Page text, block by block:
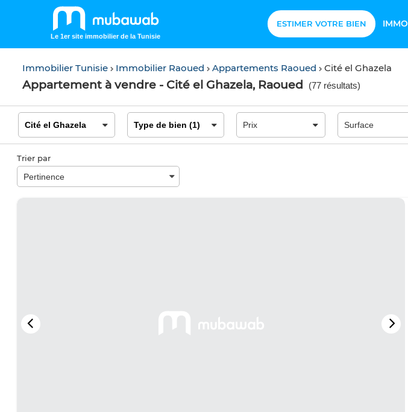
Le 1er site immobilier de la Tunisie
ESTIMER VOTRE BIEN
Immobilier Tunisie Immobilier Raoued Appartements Raoued Cité el Ghazela
Appartement à vendre - Cité el Ghazela, Raoued (77 résultats)
Trier par